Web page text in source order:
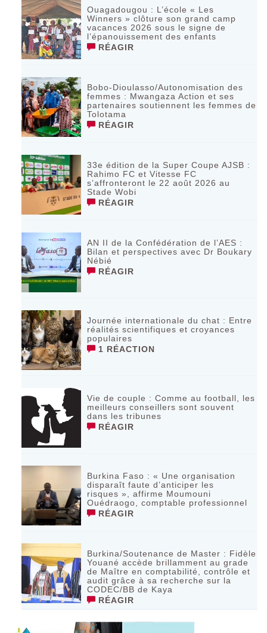
Ouagadougou : L’école « Les
Winners » clôture son grand camp
vacances 2026 sous le signe de
l’épanouissement des enfants
RÉAGIR
Bobo-Dioulasso/Autonomisation des
femmes : Mwangaza Action et ses
partenaires soutiennent les femmes de
Tolotama
RÉAGIR
33e édition de la Super Coupe AJSB :
Rahimo FC et Vitesse FC
s’affronteront le 22 août 2026 au
Stade Wobi
RÉAGIR
AN II de la Confédération de l’AES :
Bilan et perspectives avec Dr Boukary
Nébié
RÉAGIR
Journée internationale du chat : Entre
réalités scientifiques et croyances
populaires
1 RÉACTION
Vie de couple : Comme au football, les
meilleurs conseillers sont souvent
dans les tribunes
RÉAGIR
Burkina Faso : « Une organisation
disparaît faute d’anticiper les
risques », affirme Moumouni
Ouédraogo, comptable professionnel
RÉAGIR
Burkina/Soutenance de Master : Fidèle
Youané accède brillamment au grade
de Maître en comptabilité, contrôle et
audit grâce à sa recherche sur la
CODEC/BB de Kaya
RÉAGIR